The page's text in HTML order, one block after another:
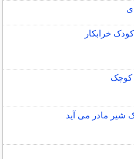
خرابکار
کوچک
شیر مادر می آید